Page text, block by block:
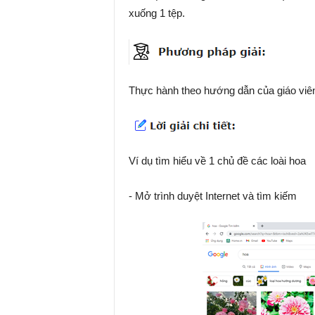
xuống 1 tệp.
Thực hành theo hướng dẫn của giáo
Ví dụ tìm hiểu về 1 chủ đề các loài hoa
- Mở trình duyệt Internet và tìm kiếm